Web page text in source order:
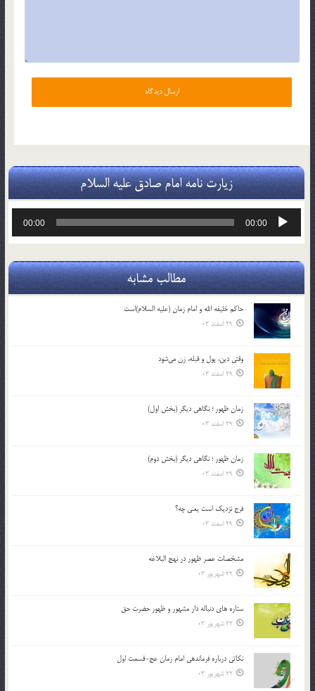
زیارت نامه امام صادق علیه السلام
پخش‌کننده
00:00
00:00
مطالب مشابه
حاکم خليفه الله و امام زمان (علیه السلام)است
29 اسفند 03
وقتی دین، پول و قبله، زن می‌شود
29 اسفند 03
زمان ظهور ؛ نگاهی دیگر (بخش اول)
29 اسفند 03
زمان ظهور ؛ نگاهی دیگر (بخش دوم)
29 اسفند 03
فرج نزدیک است یعنی چه؟
29 اسفند 03
مشخصات عصر ظهور در نهج البلاغه
22 شهریور 03
ستاره های دنباله دار مشهور و ظهور حضرت حق
22 شهریور 03
نکاتى درباره فرماندهى امام زمان عج-قسمت اول
22 شهریور 03